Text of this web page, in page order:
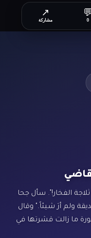
الفخار!". سأل جحا
ولم أرَ شيئاً." وقال
ما زالت قشرتها في
0
↗
مشاركة